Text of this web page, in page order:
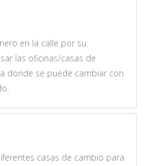
en la calle por su
las oficinas/casas de
donde se puede cambiar con
casas de cambio para